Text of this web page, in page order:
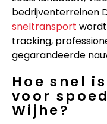
bedrijventerreinen
sneltransport
tracking,
gegarandeerde
Hoe snel
voor
Wijhe?